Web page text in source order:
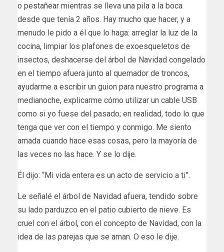
o pestañear mientras se lleva una pila a la boca
desde que tenía 2 años. Hay mucho que hacer, y a
menudo le pido a él que lo haga: arreglar la luz de la
cocina, limpiar los plafones de exoesqueletos de
insectos, deshacerse del árbol de Navidad congelado
en el tiempo afuera junto al quemador de troncos,
ayudarme a escribir un guion para nuestro programa a
medianoche, explicarme cómo utilizar un cable USB
como si yo fuese del pasado; en realidad, todo lo que
tenga que ver con el tiempo y conmigo. Me siento
amada cuando hace esas cosas, pero la mayoría de
las veces no las hace. Y se lo dije.
Él dijo: “Mi vida entera es un acto de servicio a ti”.
Le señalé el árbol de Navidad afuera, tendido sobre
su lado parduzco en el patio cubierto de nieve. Es
cruel con el árbol, con el concepto de Navidad, con la
idea de las parejas que se aman. O eso le dije.